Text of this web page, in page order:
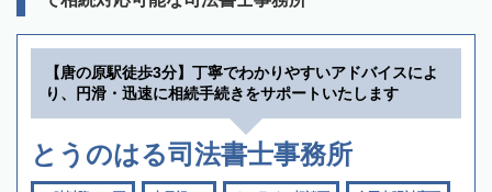
【唐の原駅徒歩3分】丁寧でわかりやすいアドバイスによ
り、円滑・迅速に相続手続きをサポートいたします
とうのはる司法書士事務所